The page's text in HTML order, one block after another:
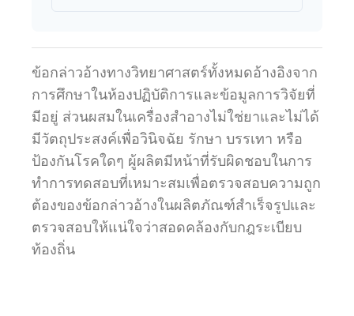
ข้อกล่าวอ้างทางวิทยาศาสตร์ทั้งหมดอ้างอิงจาก
การศึกษาในห้องปฏิบัติการและข้อมูลการวิจัยที่
มีอยู่ ส่วนผสมในเครื่องสำอางไม่ใช่ยาและไม่ได้
มีวัตถุประสงค์เพื่อวินิจฉัย รักษา บรรเทา หรือ
ป้องกันโรคใดๆ ผู้ผลิตมีหน้าที่รับผิดชอบในการ
ทำการทดสอบที่เหมาะสมเพื่อตรวจสอบความถูก
ต้องของข้อกล่าวอ้างในผลิตภัณฑ์สำเร็จรูปและ
ตรวจสอบให้แน่ใจว่าสอดคล้องกับกฎระเบียบ
ท้องถิ่น